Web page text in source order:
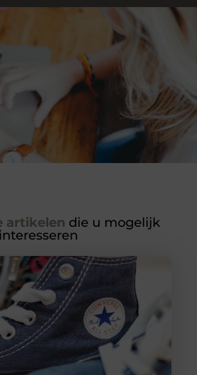
artikelen die u mogelijk
interesseren